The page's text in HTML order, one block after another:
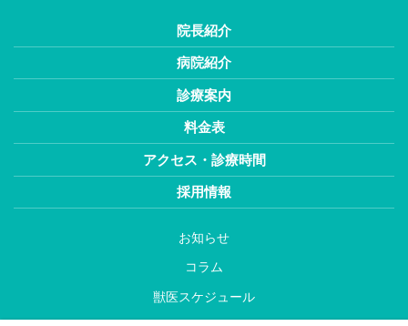
院長紹介
病院紹介
診療案内
料金表
アクセス・診療時間
採用情報
お知らせ
コラム
獣医スケジュール